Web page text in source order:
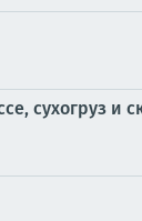
сухогруз и